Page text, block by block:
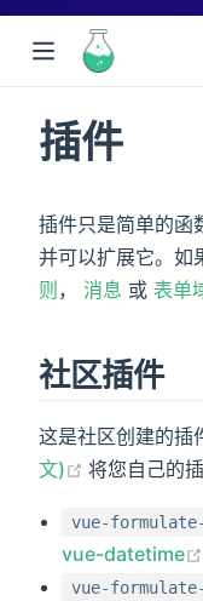
插件
插件只是简单的函
并可以扩展它。如
则， 消息 或 表单
社区插件
这是社区创建的插
文)
(opens new
将您自己的
vue-
vue-datetime
vue-